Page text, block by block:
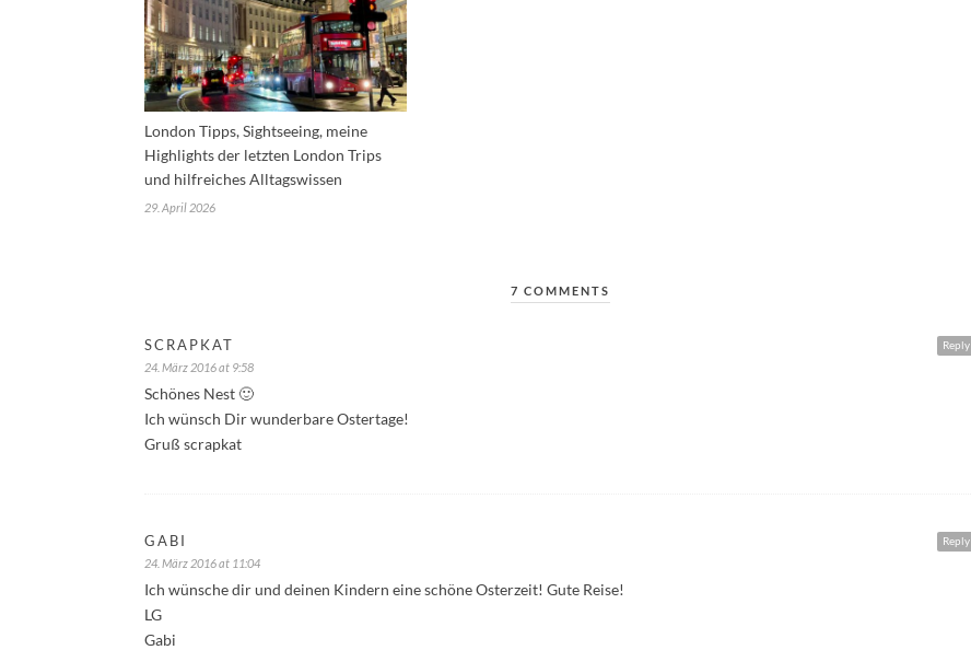
London Tipps, Sightseeing, meine
Highlights der letzten London Trips
und hilfreiches Alltagswissen
29. April 2026
7 COMMENTS
Reply
SCRAPKAT
24. März 2016 at 9:58
Schönes Nest 🙂
Ich wünsch Dir wunderbare Ostertage!
Gruß scrapkat
Reply
GABI
24. März 2016 at 11:04
Ich wünsche dir und deinen Kindern eine schöne Osterzeit! Gute Reise!
LG
Gabi